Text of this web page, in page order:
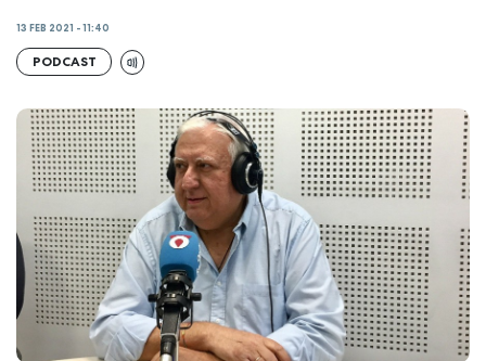
13 FEB 2021 - 11:40
PODCAST